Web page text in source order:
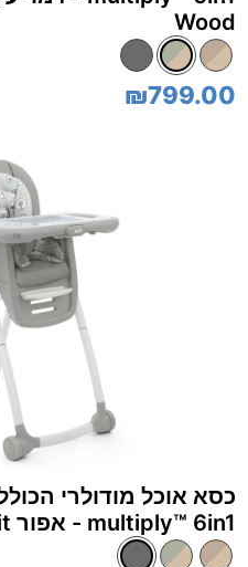
Wood
₪799.00
multiply™‎ 6in1 - אפור Portrait